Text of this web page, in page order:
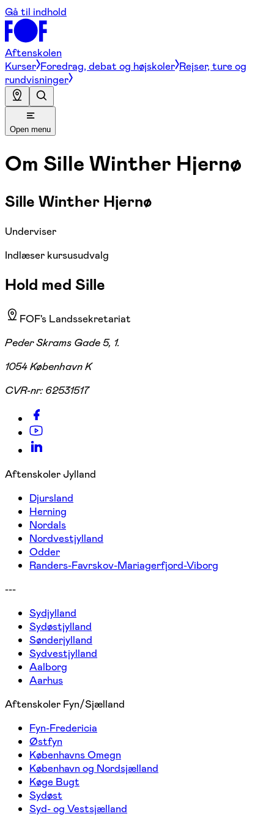
Gå til indhold
Aftenskolen
Kurser Foredrag, debat og højskoler Rejser, ture og
rundvisninger
Open menu
Om Sille Winther Hjernø
Sille Winther Hjernø
Underviser
Indlæser kursusudvalg
Hold med Sille
FOF's Landssekretariat
Peder Skrams Gade 5, 1.
1054 København K
CVR-nr: 62531517
Aftenskoler Jylland
Djursland
Herning
Nordals
Nordvestjylland
Odder
Randers-Favrskov-Mariagerfjord-Viborg
---
Sydjylland
Sydøstjylland
Sønderjylland
Sydvestjylland
Aalborg
Aarhus
Aftenskoler Fyn/Sjælland
Fyn-Fredericia
Østfyn
Københavns Omegn
København og Nordsjælland
Køge Bugt
Sydøst
Syd- og Vestsjælland